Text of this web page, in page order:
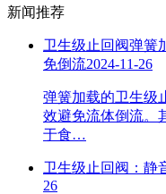
新闻推荐
卫生级止回阀弹簧
免倒流2024-11-26
弹簧加载的卫生级
效避免流体倒流。
于食…
卫生级止回阀：静
26